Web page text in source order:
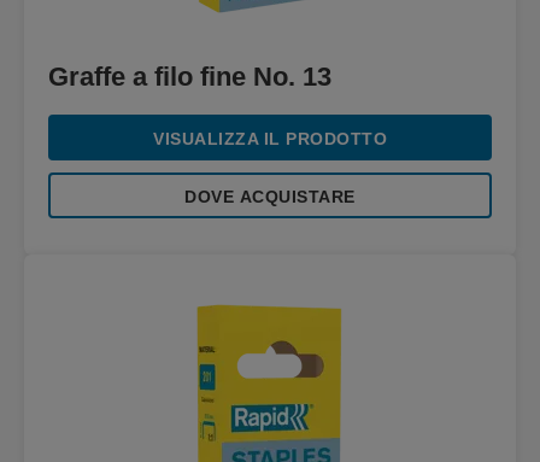
Graffe a filo fine No. 13
VISUALIZZA IL PRODOTTO
DOVE ACQUISTARE